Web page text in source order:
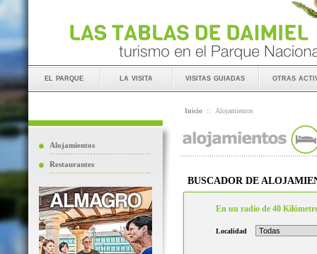
el parque la visita visitas guiadas otras
Alojamientos
Restaurantes
Inicio :: Alojamientos
BUSCADOR DE
En un radio de 40
Localidad